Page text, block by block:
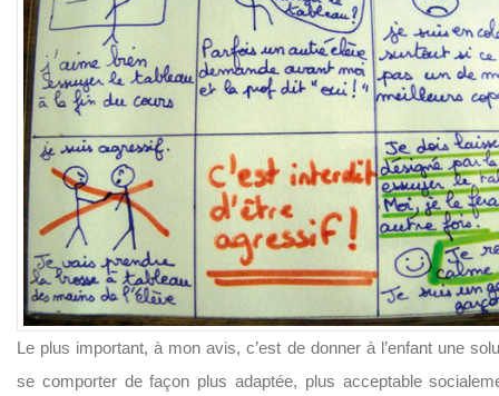
Le plus important, à mon avis, c’est de donner à l’enfant une
se comporter de façon plus adaptée, plus acceptable